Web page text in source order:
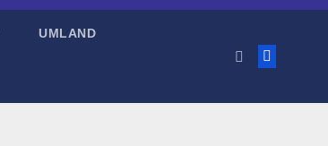
UMLAND